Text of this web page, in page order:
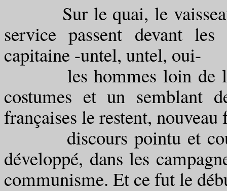
Sur le quai, le vaisseau,
service passent devant
capitaine -untel, untel, oui-
les hommes loin de
costumes et un semblant
françaises le restent,
discours pointu et
développé, dans les
communisme. Et ce fut le